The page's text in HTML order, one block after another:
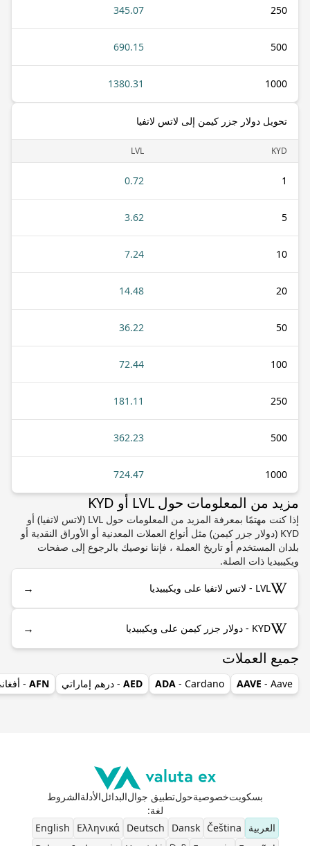
250
345.07
500
690.15
1000
1380.31
تحويل دولار جزر كيمن إلى لاتس لاتفيا
KYD
LVL
1
0.72
5
3.62
10
7.24
20
14.48
50
36.22
100
72.44
250
181.11
500
362.23
1000
724.47
مزيد من المعلومات حول LVL أو KYD
إذا كنت مهتمًا بمعرفة المزيد من المعلومات حول LVL (لاتس لاتفيا) أو
KYD (دولار جزر كيمن) مثل أنواع العملات المعدنية أو الأوراق النقدية أو
بلدان المستخدم أو تاريخ العملة ، فإننا نوصيك بالرجوع إلى صفحات
ويكيبيديا ذات الصلة.
LVL - لاتس لاتفيا على ويكيبيديا →
KYD - دولار جزر كيمن على ويكيبيديا →
جميع العملات
AAVE - Aave
ADA - Cardano
AED - درهم إماراتي AFN
-
بسكويتخصوصيةحولتطبيق جوالالبدائلالأدلةالشروط
لغة:
العربية
Čeština
Dansk
Deutsch
Ελληνικά
English